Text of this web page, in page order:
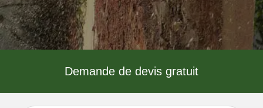
Demande de devis gratuit